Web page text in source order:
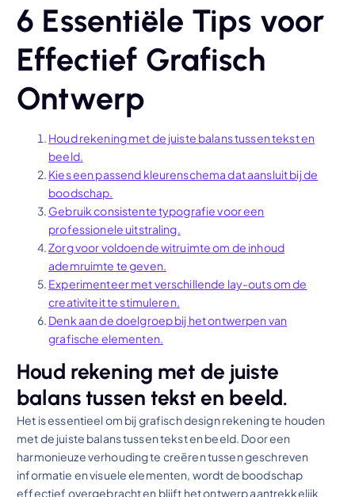
6 Essentiële Tips voor
Effectief Grafisch
Ontwerp
Houd rekening met de juiste balans tussen tekst en
beeld.
Kies een passend kleurenschema dat aansluit bij de
boodschap.
Gebruik consistente typografie voor een
professionele uitstraling.
Zorg voor voldoende witruimte om de inhoud
ademruimte te geven.
Experimenteer met verschillende lay-outs om de
creativiteit te stimuleren.
Denk aan de doelgroep bij het ontwerpen van
grafische elementen.
Houd rekening met de juiste
balans tussen tekst en beeld.
Het is essentieel om bij grafisch design rekening te houden
met de juiste balans tussen tekst en beeld. Door een
harmonieuze verhouding te creëren tussen geschreven
informatie en visuele elementen, wordt de boodschap
effectief overgebracht en blijft het ontwerp aantrekkelijk